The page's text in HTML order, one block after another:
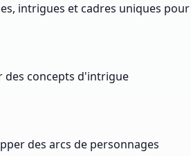
intrigues et cadres uniques pour
des concepts d'intrigue
des arcs de personnages